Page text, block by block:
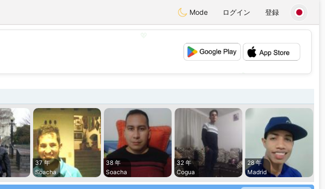
Mode ログイン 登録
💕
37 年
Soacha
38 年
Soacha
32 年
Cogua
28 年
Madrid